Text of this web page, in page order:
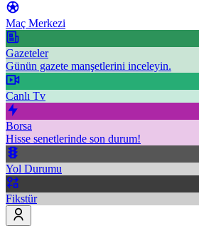
Maç Merkezi
Gazeteler
Günün gazete manşetlerini inceleyin.
Canlı Tv
Borsa
Hisse senetlerinde son durum!
Yol Durumu
Fikstür